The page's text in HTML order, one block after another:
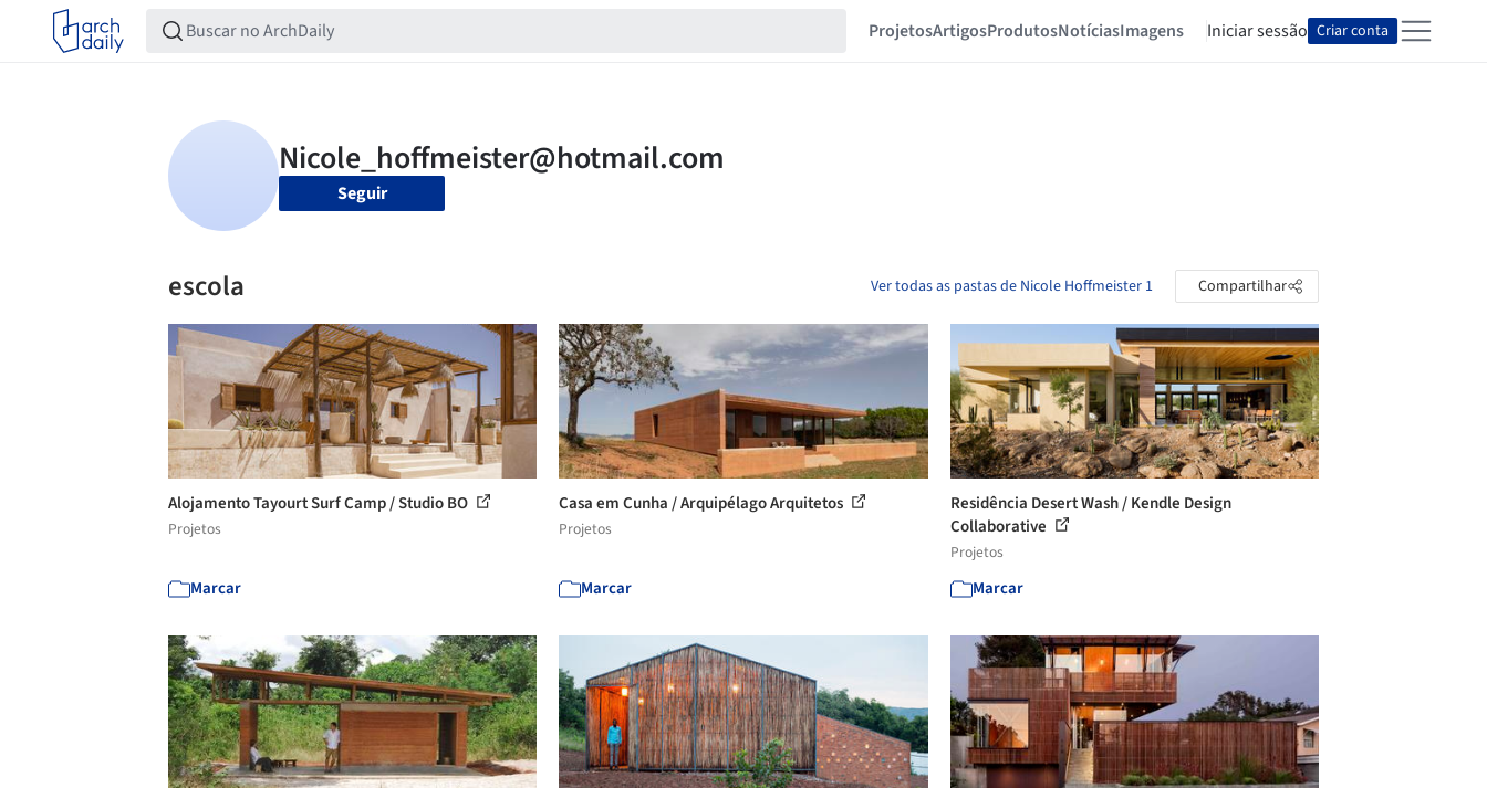
ProjetosArtigosProdutosNotíciasImagens Iniciar sessão Criar conta
Seguir
escola Ver todas as pastas de Nicole Hoffmeister 1 Compartilhar
Alojamento Tayourt Surf Camp / Studio BO
Projetos
Marcar
Casa em Cunha / Arquipélago Arquitetos
Projetos
Marcar
Residência Desert Wash / Kendle Design
Collaborative
Projetos
Marcar